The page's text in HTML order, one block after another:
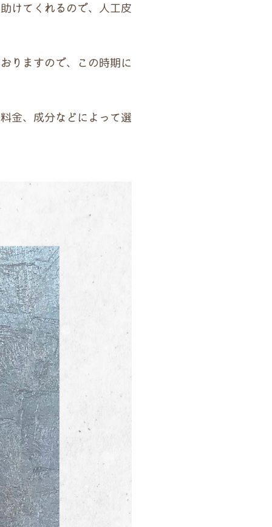
けてくれるので、人工皮
りますので、この時期に
金、成分などによって選